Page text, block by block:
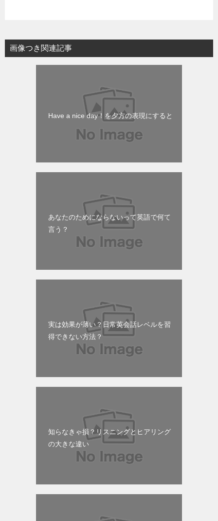
画像つき関連記事
Have a nice day！を夕方の表現にすると
あなたのためにならないって英語で何て
言う？
実は効果が薄い？日常英会話レベルを習
得できない方法？
知らなきゃ損？リスニングとヒアリング
の大きな違い